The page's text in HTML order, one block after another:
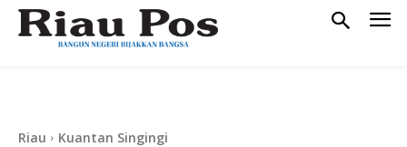
Riau Kuantan Singingi